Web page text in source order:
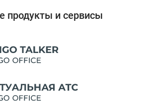
продукты и сервисы